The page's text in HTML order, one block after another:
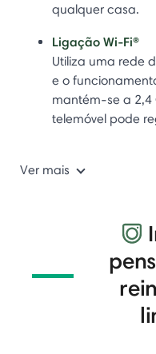
qualquer casa.
Ligação Wi-Fi®
Utiliza uma rede
e o
mantém-se a 2,4
telemóvel pode
Ver mais